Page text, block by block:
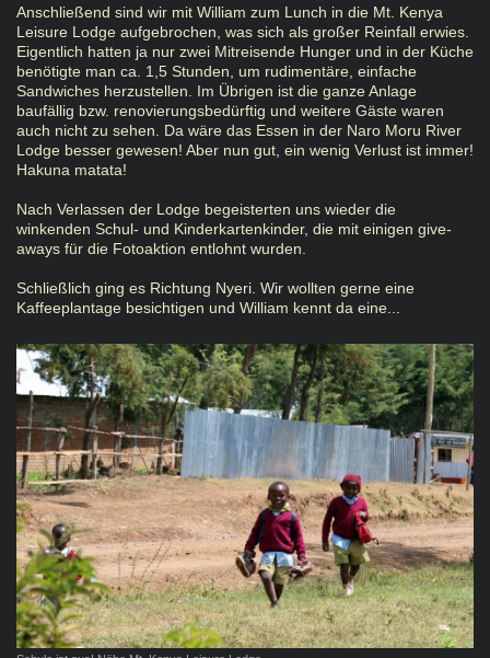
Anschließend sind wir mit William zum Lunch in die Mt. Kenya
Leisure Lodge aufgebrochen, was sich als großer Reinfall erwies.
Eigentlich hatten ja nur zwei Mitreisende Hunger und in der Küche
benötigte man ca. 1,5 Stunden, um rudimentäre, einfache
Sandwiches herzustellen. Im Übrigen ist die ganze Anlage
baufällig bzw. renovierungsbedürftig und weitere Gäste waren
auch nicht zu sehen. Da wäre das Essen in der Naro Moru River
Lodge besser gewesen! Aber nun gut, ein wenig Verlust ist immer!
Hakuna matata!
Nach Verlassen der Lodge begeisterten uns wieder die
winkenden Schul- und Kinderkartenkinder, die mit einigen give-
aways für die Fotoaktion entlohnt wurden.
Schließlich ging es Richtung Nyeri. Wir wollten gerne eine
Kaffeeplantage besichtigen und William kennt da eine...